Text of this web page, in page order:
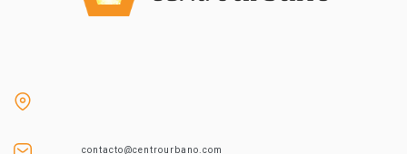
contacto@centrourbano.com